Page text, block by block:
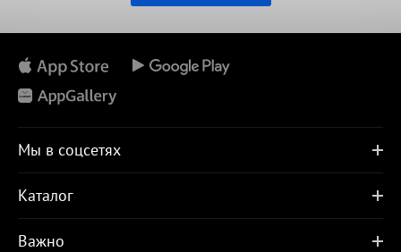
Мы в соцсетях
Каталог
Важно